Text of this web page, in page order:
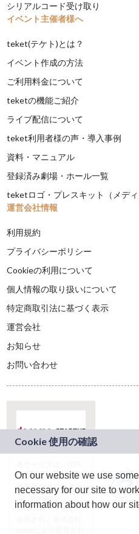
シリアルコード受け取り
イベント主催者様へ
teket(テケト)とは？
イベント作成の方法
ご利用料金について
teketの機能ご紹介
ライブ配信について
teket利用者様の声・導入事例
資料・マニュアル
登録済み劇場・ホール一覧
teketロゴ・プレスキット（メディ
運営会社情報
利用規約
プライバシーポリシー
Cookieの利用について
個人情報の取り扱いについて
特定商取引法に基づく表示
運営会社
お知らせ
お問い合わせ
ドコモグループの新
規事業創出プログラ
ム「docomo
STARTUP」を通じて
On our website we use
necessary for our site to
information about how our